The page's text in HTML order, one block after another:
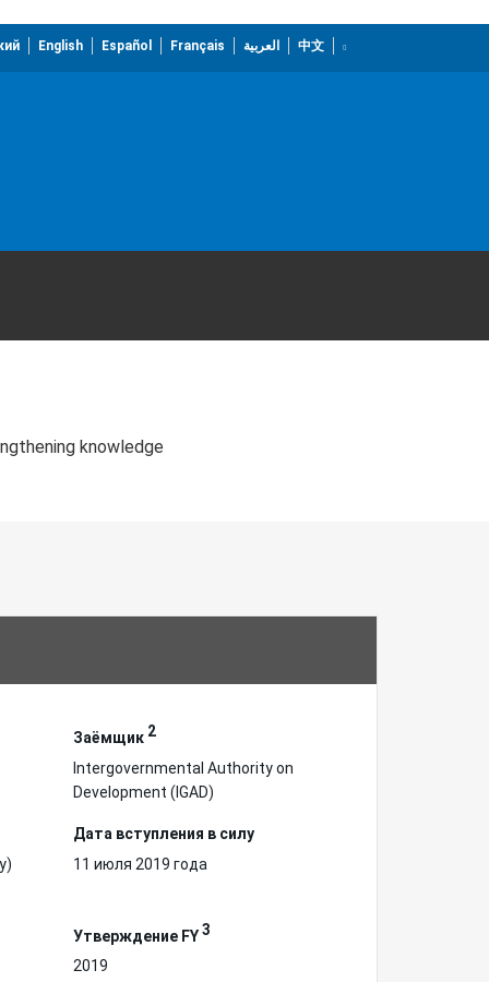
English Español Français العربية 中文
knowledge
Заёмщик 2
Intergovernmental Authority on
Development (IGAD)
Дата вступления в силу
11 июля 2019 года
Утверждение FY3
2019